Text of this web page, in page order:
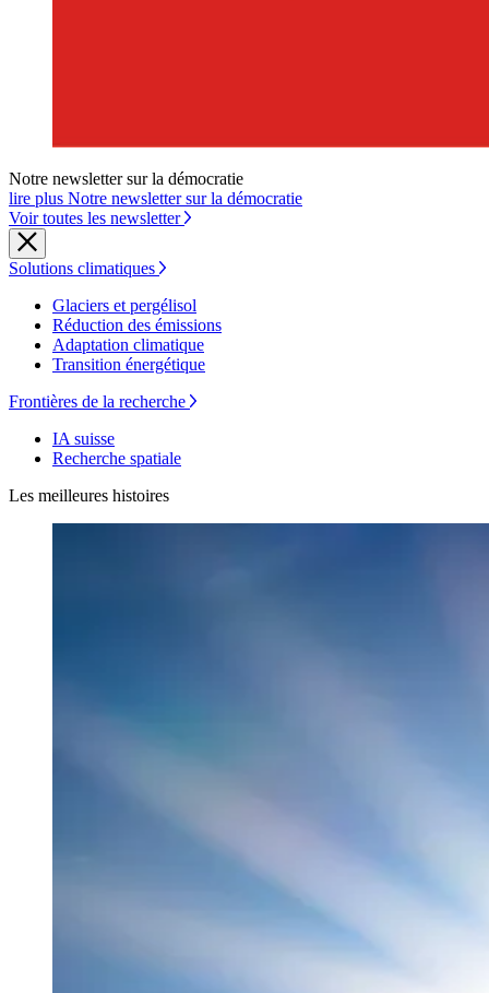
Notre newsletter sur la démocratie
lire plus Notre newsletter sur la démocratie
Voir toutes les newsletter
Solutions climatiques
Glaciers et pergélisol
Réduction des émissions
Adaptation climatique
Transition énergétique
Frontières de la recherche
IA suisse
Recherche spatiale
Les meilleures histoires